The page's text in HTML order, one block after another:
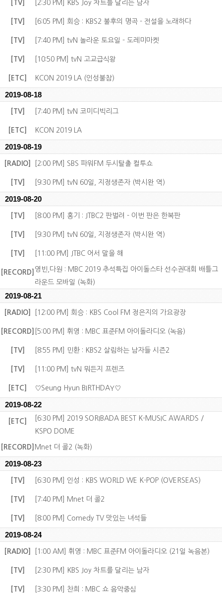
[TV] [2:30 PM] KBS Joy 차트를 달리는 남자
[TV] [6:05 PM] 회승 : KBS2 불후의 명곡 - 전설을 노래하다
[TV] [7:40 PM] tvN 놀라운 토요일 - 도레미마켓
[TV] [10:50 PM] tvN 고교급식왕
[ETC] KCON 2019 LA (인성불참)
2019-08-18
[TV] [7:40 PM] tvN 코미디빅리그
[ETC] KCON 2019 LA
2019-08-19
[RADIO] [2:00 PM] SBS 파워FM 두시탈출 컬투쇼
[TV] [9:30 PM] tvN 60일, 지정생존자 (박시완 역)
2019-08-20
[TV] [8:00 PM] 홍기 : JTBC2 판벌려 - 이번 판은 한복판
[TV] [9:30 PM] tvN 60일, 지정생존자 (박시완 역)
[TV] [11:00 PM] JTBC 어서 말을 해
[RECORD] 영빈,다원 : MBC 2019 추석특집 아이돌스타 선수권대회 배틀그
라운드 모바일 (녹화)
2019-08-21
[RADIO] [12:00 PM] 회승 : KBS Cool FM 정은지의 가요광장
[RECORD] [5:00 PM] 휘영 : MBC 표준FM 아이돌라디오 (녹음)
[TV] [8:55 PM] 민환 : KBS2 살림하는 남자들 시즌2
[TV] [11:00 PM] tvN 뭐든지 프렌즈
[ETC] ♡Seung Hyun BIRTHDAY♡
2019-08-22
[ETC]
[6:30 PM] 2019 SORIBADA BEST K-MUSIC AWARDS /
KSPO DOME
[RECORD] Mnet 더 콜2 (녹화)
2019-08-23
[TV] [6:30 PM] 인성 : KBS WORLD WE K-POP (OVERSEAS)
[TV] [7:40 PM] Mnet 더 콜2
[TV] [8:00 PM] Comedy TV 맛있는 녀석들
2019-08-24
[RADIO] [1:00 AM] 휘영 : MBC 표준FM 아이돌라디오 (21일 녹음본)
[TV] [2:30 PM] KBS Joy 차트를 달리는 남자
[TV] [3:30 PM] 찬희 : MBC 쇼 음악중심